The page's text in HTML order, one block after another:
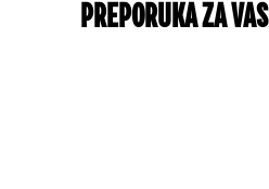
PREPORUKA ZA VAS